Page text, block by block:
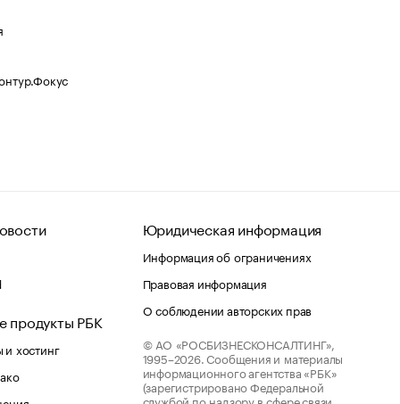
продукты РБК
хостинг
Юридическая информация
Информация об ограничениях
Правовая информация
О соблюдении авторских прав
© АО «РОСБИЗНЕСКОНСАЛТИНГ»,
1995–2026. Сообщения и материалы
информационного агентства «РБК»
(зарегистрировано Федеральной
службой по надзору в сфере связи,